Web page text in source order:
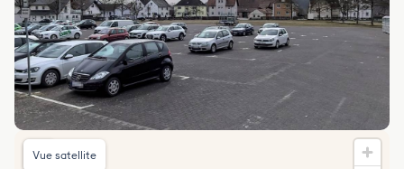
Vue satellite